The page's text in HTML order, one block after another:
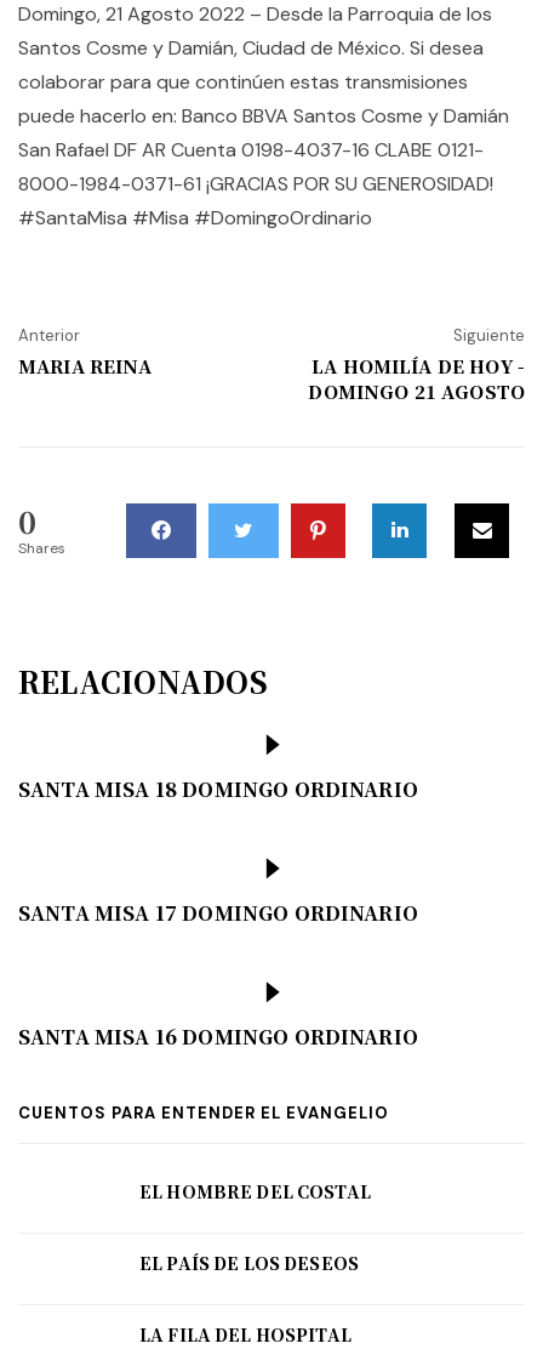
Domingo, 21 Agosto 2022 – Desde la Parroquia de los
Santos Cosme y Damián, Ciudad de México. Si desea
colaborar para que continúen estas transmisiones
puede hacerlo en: Banco BBVA Santos Cosme y Damián
San Rafael DF AR Cuenta 0198-4037-16 CLABE 0121-
8000-1984-0371-61 ¡GRACIAS POR SU GENEROSIDAD!
#SantaMisa #Misa #DomingoOrdinario
Anterior
MARIA REINA
Siguiente
LA HOMILÍA DE HOY -
DOMINGO 21 AGOSTO
0
Shares
RELACIONADOS
SANTA MISA 18 DOMINGO ORDINARIO
SANTA MISA 17 DOMINGO ORDINARIO
SANTA MISA 16 DOMINGO ORDINARIO
CUENTOS PARA ENTENDER EL EVANGELIO
EL HOMBRE DEL COSTAL
EL PAÍS DE LOS DESEOS
LA FILA DEL HOSPITAL